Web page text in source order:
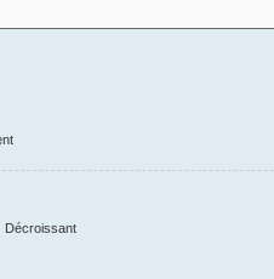
Décroissant